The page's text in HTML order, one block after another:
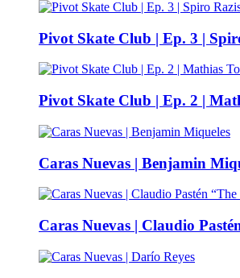
Pivot Skate Club | Ep. 3 |
Pivot Skate Club | Ep. 2 |
Caras Nuevas | Benjamin
Caras Nuevas | Claudio